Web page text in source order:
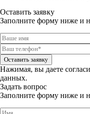
Оставить заявку
Заполните форму ниже и
Оставить заявку
Нажимая, вы даете
данных.
Задать вопрос
Заполните форму ниже и